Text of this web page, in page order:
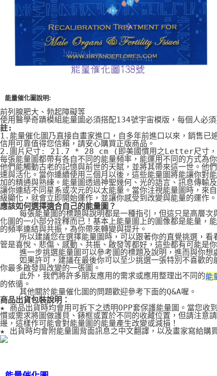
能量催化圖說明:
前列腺肥大、勃起障礙等
使用醫學奇蹟模組能量圖必須搭配134號宇宙模版，每個人必
註:
1.能量催化圖乃直接自畫家進口，自多年前進口以來，銷售已
信用可靠值得您信賴，請安心購買正版商品。
2.圖片尺寸: 21.7 * 28 cm (即美國慣用之Letter尺寸，
每張能量圖都帶有各自不同的能量頻率，能運用不同的方式為
他們能觸動古老的記憶與前世的天賦，並將其帶來這一世。他
速與活化。當你連續使用三個月以後，這些能量圖將能讓你對
加的精通與熟練。能量圖透過神聖幾何、光的語言、訊息傳輸
讓你連結不同星系或次元的以太能量。當你注視能量圖時，來
級顯化，就會立即開始運作，並讓你感受到改變與能量的運作。
應該如何選擇適合自己的能量圖？
每張能量圖的標題與說明都是一種指引，但這只是高層次
化圖的一小部分詮釋而已！基本上能量圖上的圖像都是能量，
的頻率連結與共振，為你帶來轉變與提升。
所以建議您在選擇能量圖時，可以跟著你的直覺挑選，看
管是喜悅、悲傷、感動、共振、啟發等都好，這些都有可能是
進一步挑選能量圖可以參考圖的標題及說明，進而與你想
如果許可，建議在最後你可以至少挑選一張特別不喜歡的
你最多啟發與改變的一張圖。
    此外，我們將許多朋友應用的需求或應用整理出不同的
能
的依循。
    其他關於能量催化圖的問題歡迎參考下面的Q&A喔。
商品出貨包裝說明：
★ 商品出貨時均會用可拆下之透明OPP套保護能量圖。當您收
慣或需求將圖做護貝、錶框或置於不同的收藏位置，但請注意
邊，這樣作可能會對能量圖的能量產生改變或減損！
★ 出貨時均會附能量圖背面訊息之中文翻譯，以及畫家寫給購